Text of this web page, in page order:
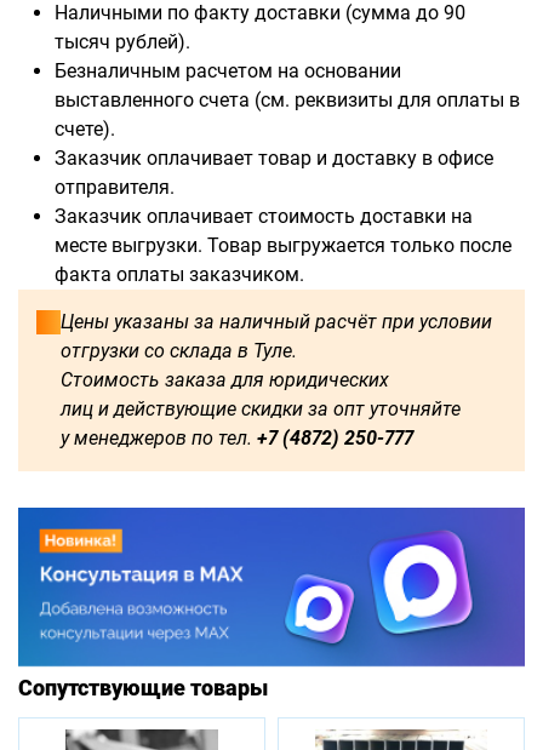
Наличными по факту доставки (сумма до 90
тысяч рублей).
Безналичным расчетом на основании
выставленного счета (см. реквизиты для оплаты в
счете).
Заказчик оплачивает товар и доставку в офисе
отправителя.
Заказчик оплачивает стоимость доставки на
месте выгрузки. Товар выгружается только после
факта оплаты заказчиком.
Цены указаны за наличный расчёт при условии
отгрузки со склада в Туле.
Стоимость заказа для юридических
лиц и действующие скидки за опт уточняйте
у менеджеров по тел. +7 (4872) 250-777
В наличии:
2000 6000
Доступны для заказа:
750 1250 1500 1600
1750 1800 2250 2500
2750 3250 3500
4000 4250 4500 4750
5000 5250 5500 5750
Сопутствующие товары